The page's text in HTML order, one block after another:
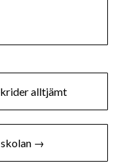
alltjämt
skolan →